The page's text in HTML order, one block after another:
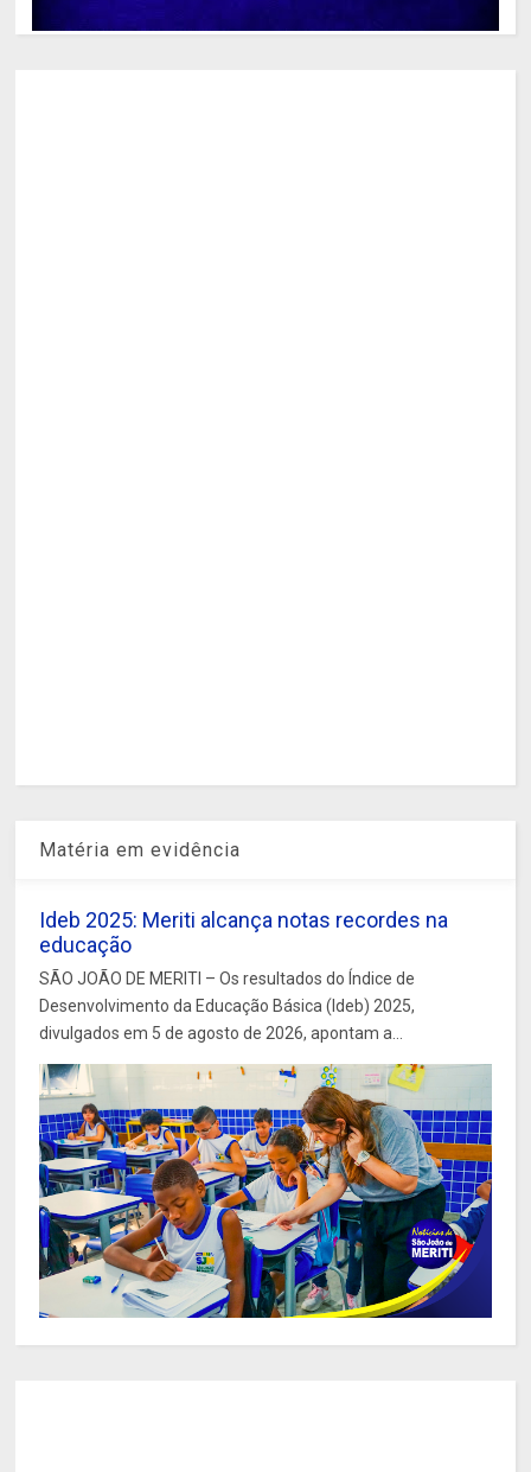
Matéria em evidência
Ideb 2025: Meriti alcança notas recordes na
educação
SÃO JOÃO DE MERITI – Os resultados do Índice de
Desenvolvimento da Educação Básica (Ideb) 2025,
divulgados em 5 de agosto de 2026, apontam a...